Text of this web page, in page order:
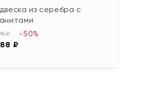
из серебра с
₽
₽
-50%